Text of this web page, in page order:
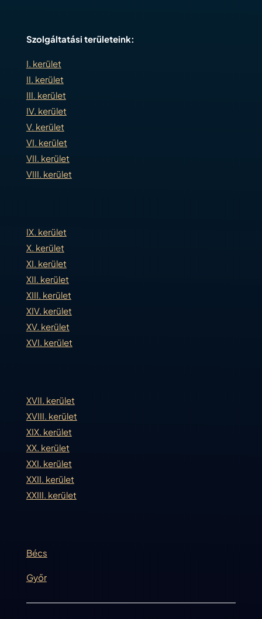
Szolgáltatási területeink:
I. kerület
II. kerület
III. kerület
IV. kerület
V. kerület
VI. kerület
VII. kerület
VIII. kerület
IX. kerület
X. kerület
XI. kerület
XII. kerület
XIII. kerület
XIV. kerület
XV. kerület
XVI. kerület
XVII. kerület
XVIII. kerület
XIX. kerület
XX. kerület
XXI. kerület
XXII. kerület
XXIII. kerület
Bécs
Győr